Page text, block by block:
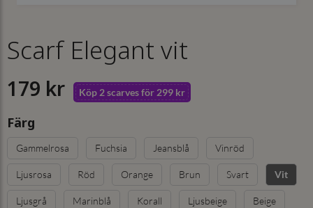
Scarf Elegant vit
179 kr Köp 2 scarves för 299 kr
Färg
Gammelrosa Fuchsia Jeansblå Vinröd
Ljusrosa Röd Orange Brun Svart Vit
Ljusgrå Marinblå Korall Ljusbeige Beige